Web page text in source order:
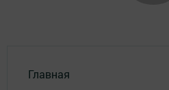
Главная